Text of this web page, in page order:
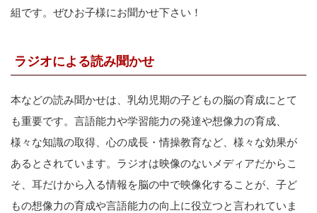
組です。ぜひお子様にお聞かせ下さい！
ラジオによる読み聞かせ
本などの読み聞かせは、乳幼児期の子どもの脳の育成にとて
も重要です。言語能力や学習能力の発達や想像力の育成、
様々な知識の取得、心の成長・情操教育など、様々な効果が
あるとされています。ラジオは映像のないメディアだからこ
そ、耳だけから入る情報を脳の中で映像化することが、子ど
もの想像力の育成や言語能力の向上に役立つと言われていま